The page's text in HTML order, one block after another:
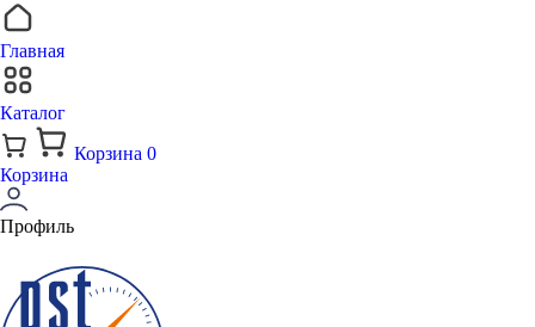
Главная
Каталог
Корзина 0
Корзина
Профиль